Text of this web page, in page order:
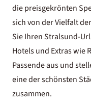
die preisgekrönten
sich von der Vielfalt
Sie Ihren Stralsund-
Hotels und Extras wie
Passende aus und
eine der schönsten
zusammen.